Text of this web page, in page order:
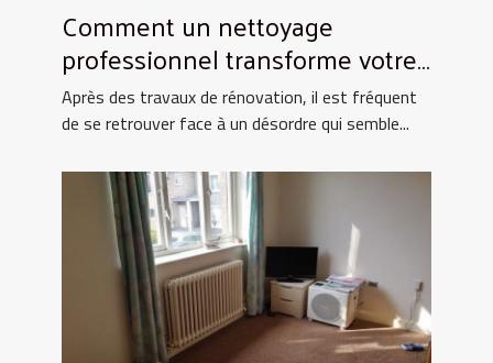
Comment un nettoyage
professionnel transforme votre
espace après rénovation ?
Après des travaux de rénovation, il est fréquent
de se retrouver face à un désordre qui semble...